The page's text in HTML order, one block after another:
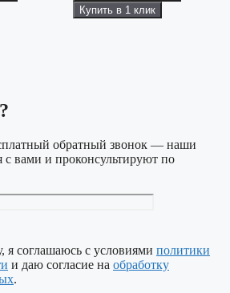
Купить в 1 клик
обратный звонок — наши
с вами и проконсультируют по
я соглашаюсь с условиями политики
и даю согласие на обработку
.